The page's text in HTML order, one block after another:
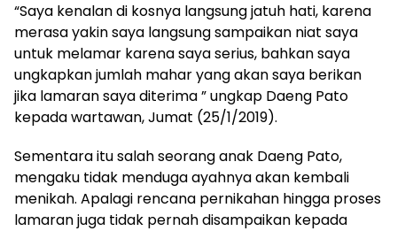
“Saya kenalan di kosnya langsung jatuh hati, karena
merasa yakin saya langsung sampaikan niat saya
untuk melamar karena saya serius, bahkan saya
ungkapkan jumlah mahar yang akan saya berikan
jika lamaran saya diterima ” ungkap Daeng Pato
kepada wartawan, Jumat (25/1/2019).
Sementara itu salah seorang anak Daeng Pato,
mengaku tidak menduga ayahnya akan kembali
menikah. Apalagi rencana pernikahan hingga proses
lamaran juga tidak pernah disampaikan kepada